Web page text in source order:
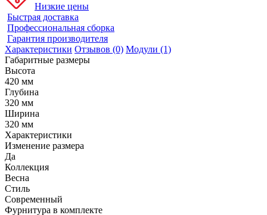
Низкие цены
Быстрая доставка
Профессиональная сборка
Гарантия производителя
Характеристики Отзывов (0) Модули (1)
Габаритные размеры
Высота
420 мм
Глубина
320 мм
Ширина
320 мм
Характеристики
Изменение размера
Да
Коллекция
Весна
Стиль
Современный
Фурнитура в комплекте